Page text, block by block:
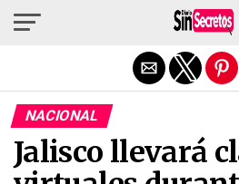
NACIONAL
Jalisco llevará
Salir de la